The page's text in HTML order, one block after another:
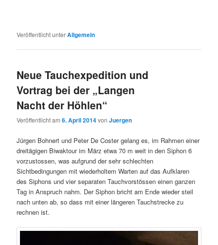
Veröffentlicht unterAllgemein
Neue Tauchexpedition und
Vortrag bei der „Langen
Nacht der Höhlen“
Veröffentlicht am6. April 2014vonJuergen
Jürgen Bohnert und Peter De Coster gelang es, im Rahmen einer
dreitägigen Biwaktour im März etwa 70 m weit in den Siphon 6
vorzustossen, was aufgrund der sehr schlechten
Sichtbedingungen mit wiederholtem Warten auf das Aufklaren
des Siphons und vier separaten Tauchvorstössen einen ganzen
Tag in Anspruch nahm. Der Siphon bricht am Ende wieder steil
nach unten ab, so dass mit einer längeren Tauchstrecke zu
rechnen ist.